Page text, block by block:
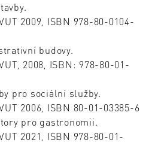
2009, ISBN 978-80-0104-
budovy.
2008, ISBN: 978-80-01-
pro sociální služby.
2006, ISBN 80-01-03385-6
pro gastronomii.
2021, ISBN 978-80-01-